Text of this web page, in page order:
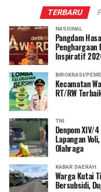
TERBARU
NASIONAL
Pangdam
Penghargaan
Inspiratif
BIROKRASI/
Kecamatan
RT/RW
TNI
Denpom XIV/
Lapangan
Olahraga
KABAR DAERAH
Warga Kutai
Bersubsidi,